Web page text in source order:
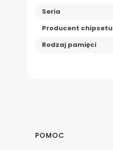
Seria
Producent chipsetu
Rodzaj pamięci
Linki w stopce
POMOC